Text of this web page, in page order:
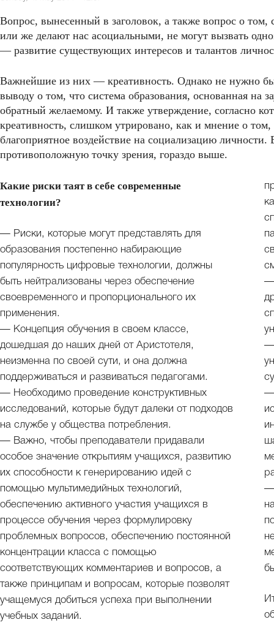
Вопрос, вынесенный в заголовок, а также вопрос о
или же делают нас асоциальными, не могут вызвать
— развитие существующих интересов и талантов
Важнейшие из них — креативность. Однако не нужно
выводу о том, что система образования, основанная на
обратный желаемому. И также утверждение, согласно
креативность, слишком утрировано, как и мнение о
благоприятное воздействие на социализацию личности.
противоположную точку зрения, гораздо выше.
Какие риски таят в себе современные
технологии?
— Риски, которые могут представлять для
образования постепенно набирающие
популярность цифровые технологии, должны
быть нейтрализованы через обеспечение
своевременного и пропорционального их
применения.
— Концепция обучения в своем классе,
дошедшая до наших дней от Аристотеля,
неизменна по своей сути, и она должна
поддерживаться и развиваться педагогами.
— Необходимо проведение конструктивных
исследований, которые будут далеки от подходов
на службе у общества потребления.
— Важно, чтобы преподаватели придавали
особое значение открытиям учащихся, развитию
их способности к генерированию идей с
помощью мультимедийных технологий,
обеспечению активного участия учащихся в
процессе обучения через формулировку
проблемных вопросов, обеспечению постоянной
концентрации класса с помощью
соответствующих комментариев и вопросов, а
также принципам и вопросам, которые позволят
учащемуся добиться успеха при выполнении
учебных заданий.
—
—
—
—